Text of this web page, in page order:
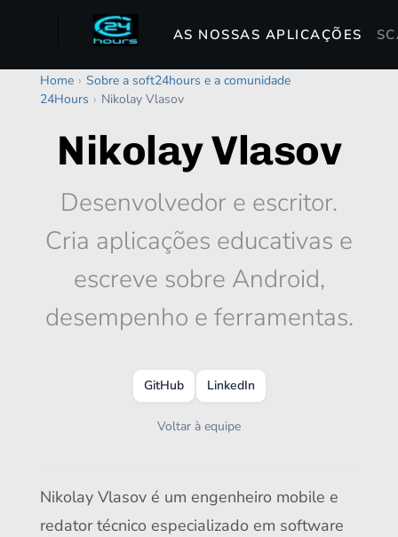
AS NOSSAS APLICAÇÕES
Home › Sobre a soft24hours e a comunidade
24Hours › Nikolay Vlasov
Nikolay Vlasov
Desenvolvedor e escritor.
Cria aplicações educativas e
escreve sobre Android,
desempenho e ferramentas.
GitHub LinkedIn
Voltar à equipe
Nikolay Vlasov é um engenheiro mobile e
redator técnico especializado em software